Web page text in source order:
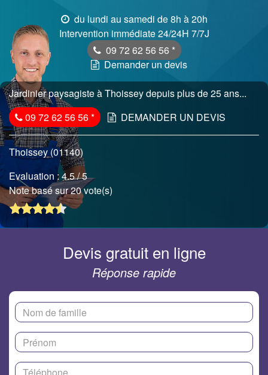
du lundi au samedi de 8h à 20h
Intervention immédiate 24/24H 7/7J
09 72 62 56 56 *
Demander un devis
Jardinier paysagiste à Thoissey depuis plus de 25 ans...
09 72 62 56 56* DEMANDER UN DEVIS
Thoissey (01140)
Evaluation :4.5/ 5
Note basé sur 20 vote(s)
Devis gratuit en ligne
Réponse rapide